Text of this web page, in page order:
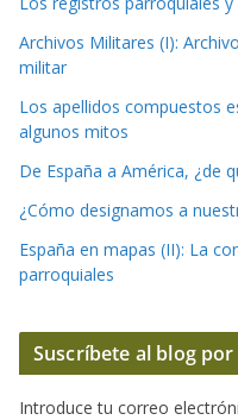
Archivos Militares (I):
militar
Los apellidos compuestos
algunos mitos
De España a América, ¿de
¿Cómo designamos a
España en mapas (II): La
parroquiales
Suscríbete al blog
Introduce tu correo